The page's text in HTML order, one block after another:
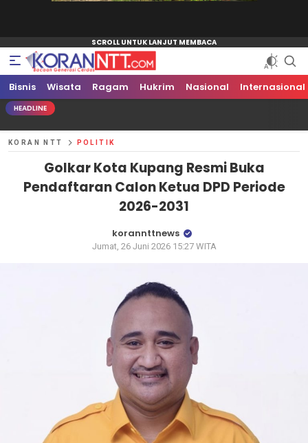
Koran NTT
Bacaan Generasi Cerdas
Bisnis Wisata Ragam Hukrim Nasional Internasional
HEADLINE
KORAN NTT POLITIK
Golkar Kota Kupang Resmi Buka
Pendaftaran Calon Ketua DPD Periode
2026-2031
korannttnews
Jumat, 26 Juni 2026 15:27 WITA